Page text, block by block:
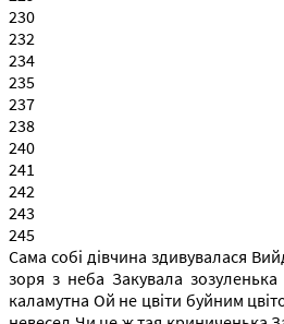
230
232
234
235
237
238
240
241
242
243
245
Сама собі дівчина здивувалася
зоря з неба Закувала
каламутна Ой не цвіти буйним